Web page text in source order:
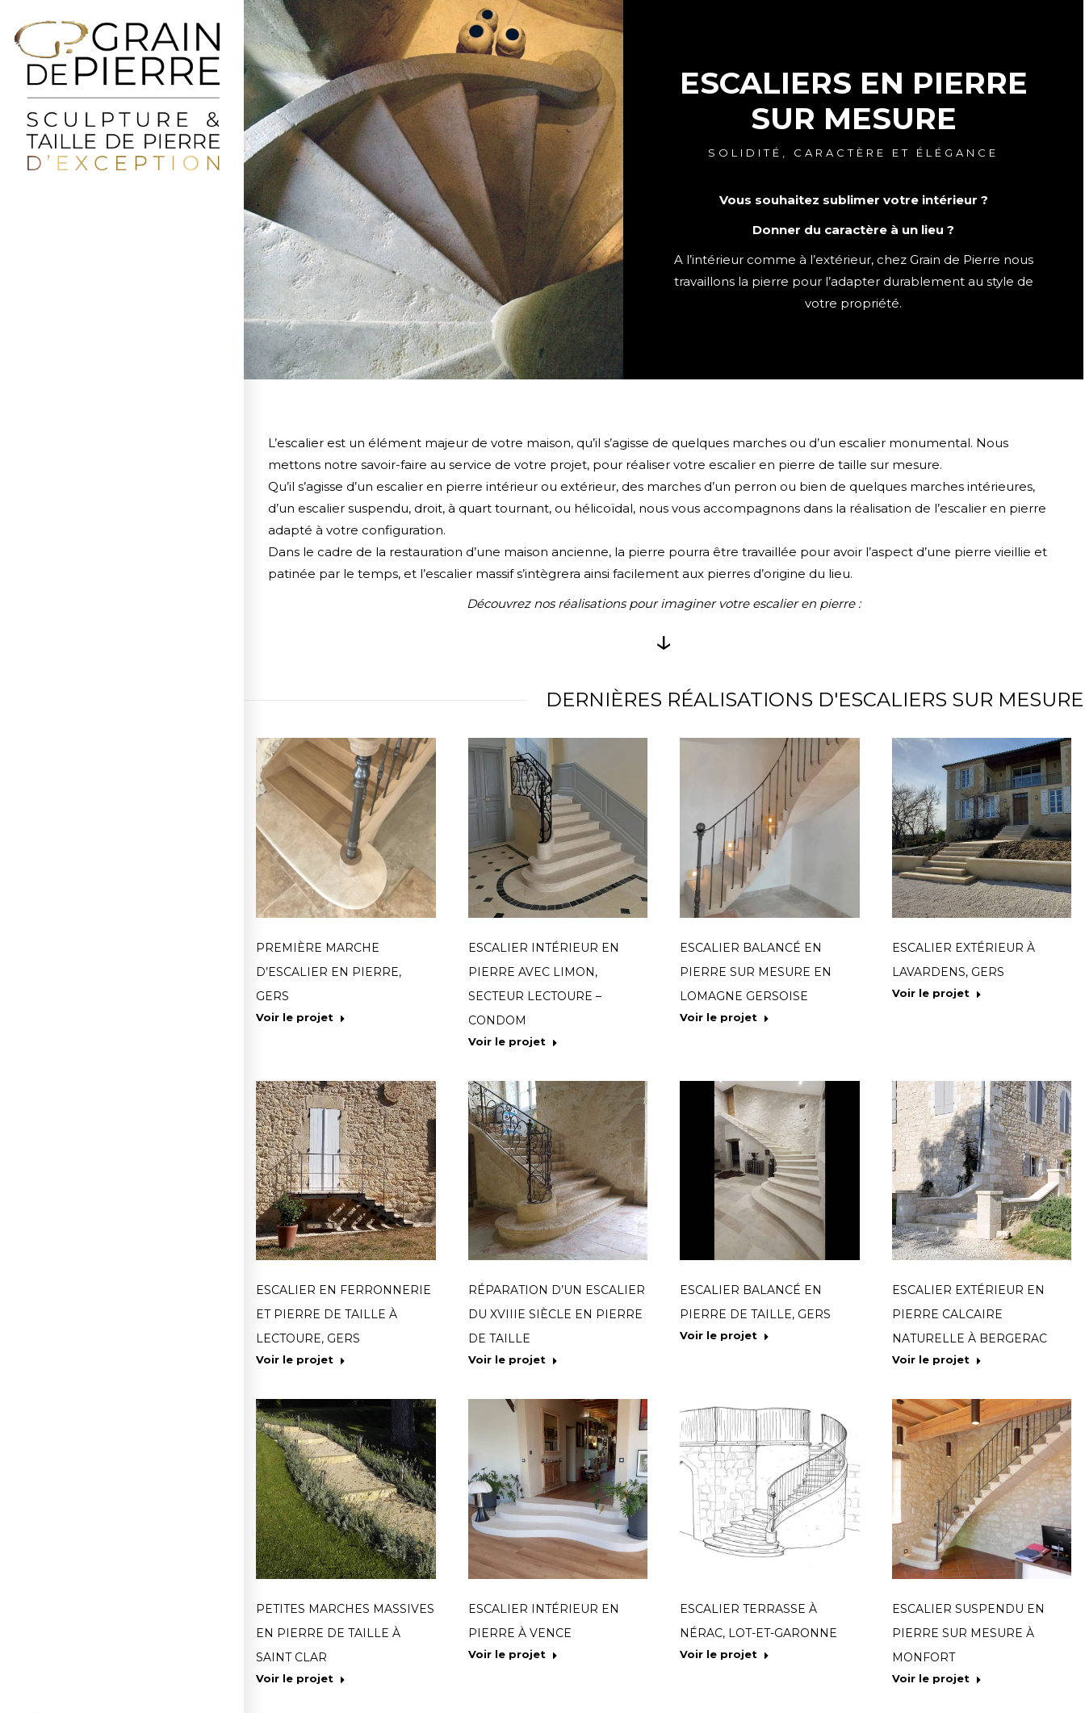
ESCALIERS EN PIERRE
SUR MESURE
SOLIDITÉ, CARACTÈRE ET ÉLÉGANCE
Vous souhaitez sublimer votre intérieur ?
Donner du caractère à un lieu ?
A l’intérieur comme à l’extérieur, chez Grain de Pierre nous
travaillons la pierre pour l’adapter durablement au style de
votre propriété.
L’escalier est un élément majeur de votre maison, qu’il s’agisse de quelques marches ou d’un escalier monumental. Nous
mettons notre savoir-faire au service de votre projet, pour réaliser votre escalier en pierre de taille sur mesure.
Qu’il s’agisse d’un escalier en pierre intérieur ou extérieur, des marches d’un perron ou bien de quelques marches intérieures,
d’un escalier suspendu, droit, à quart tournant, ou hélicoïdal, nous vous accompagnons dans la réalisation de l’escalier en pierre
adapté à votre configuration.
Dans le cadre de la restauration d’une maison ancienne, la pierre pourra être travaillée pour avoir l’aspect d’une pierre vieillie et
patinée par le temps, et l’escalier massif s’intègrera ainsi facilement aux pierres d’origine du lieu.
Découvrez nos réalisations pour imaginer votre escalier en pierre :
↓
DERNIÈRES RÉALISATIONS D'ESCALIERS SUR MESURE
PREMIÈRE MARCHE
D’ESCALIER EN PIERRE,
GERS
Voir le projet
ESCALIER INTÉRIEUR EN
PIERRE AVEC LIMON,
SECTEUR LECTOURE –
CONDOM
Voir le projet
ESCALIER BALANCÉ EN
PIERRE SUR MESURE EN
LOMAGNE GERSOISE
Voir le projet
ESCALIER EXTÉRIEUR À
LAVARDENS, GERS
Voir le projet
ESCALIER EN FERRONNERIE
ET PIERRE DE TAILLE À
LECTOURE, GERS
Voir le projet
RÉPARATION D’UN ESCALIER
DU XVIIIE SIÈCLE EN PIERRE
DE TAILLE
Voir le projet
ESCALIER BALANCÉ EN
PIERRE DE TAILLE, GERS
Voir le projet
ESCALIER EXTÉRIEUR EN
PIERRE CALCAIRE
NATURELLE À BERGERAC
Voir le projet
PETITES MARCHES MASSIVES
EN PIERRE DE TAILLE À
SAINT CLAR
Voir le projet
ESCALIER INTÉRIEUR EN
PIERRE À VENCE
Voir le projet
ESCALIER TERRASSE À
NÉRAC, LOT-ET-GARONNE
Voir le projet
ESCALIER SUSPENDU EN
PIERRE SUR MESURE À
MONFORT
Voir le projet